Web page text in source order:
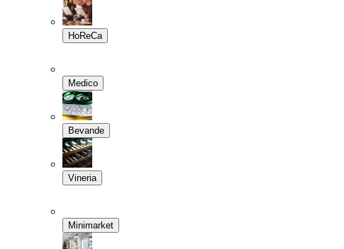
HoReCa
Medico
Bevande
Vineria
Minimarket